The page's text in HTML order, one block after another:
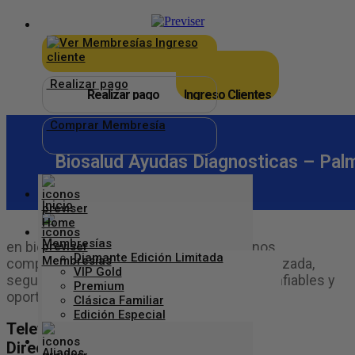
Ingreso
cliente
Realizar pago
Comprar Membresía
Inicio
Membresías
Diamante Edición Limitada
VIP Gold
Premium
Clásica Familiar
Edición Especial
Realizar pago Ingreso Clientes
Biosalud Ayudas Diagnosticas –
en biosalud ayudas diagnosticas s.a.s., nos
comprometemos a brindar atención humanizada,
segura, resultados de laboratorio clínico confiables y
oportunos.
Telefono: 3112120652
Dirección: cr 27 36 42